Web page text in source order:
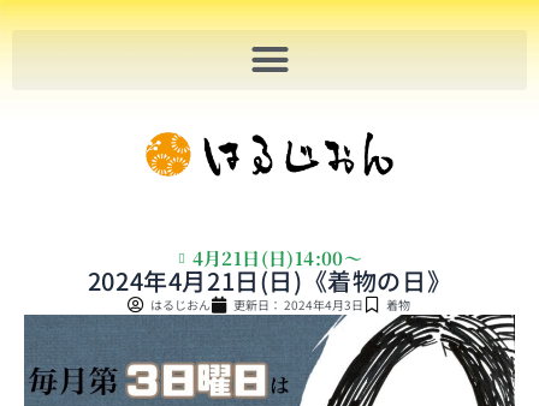
内
容
4月21日(日)14:00〜
2024年4月21日(日)《着物の日》
はるじおん 更新日： 2024年4月3日 着物